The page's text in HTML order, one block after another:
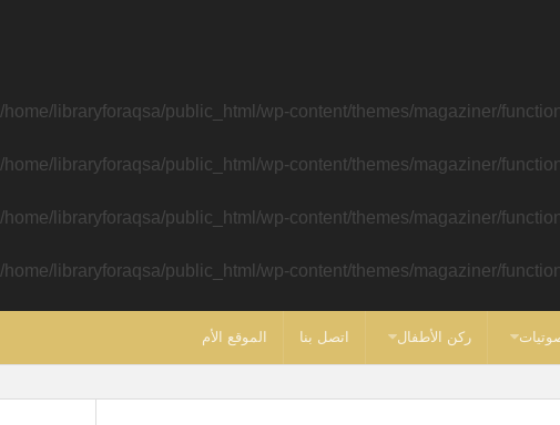
/home/libraryforaqsa/public_html/wp-content/themes/magaziner/
/home/libraryforaqsa/public_html/wp-content/themes/magaziner/
/home/libraryforaqsa/public_html/wp-content/themes/magaziner/
/home/libraryforaqsa/public_html/wp-content/themes/magaziner/
ركن الأطفال اتصل بنا الموقع الأم